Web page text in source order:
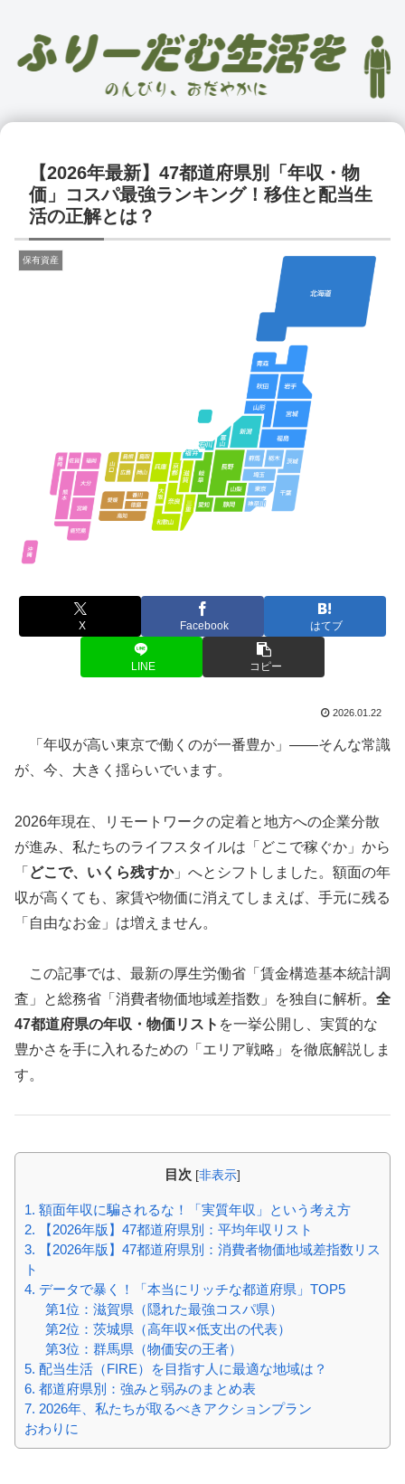
【2026年最新】47都道府県別「年収・物
価」コスパ最強ランキング！移住と配当生
活の正解とは？
保有資産
X Facebook はてブ
LINE コピー
2026.01.22
「年収が高い東京で働くのが一番豊か」――そんな常識
が、今、大きく揺らいでいます。
2026年現在、リモートワークの定着と地方への企業分散
が進み、私たちのライフスタイルは「どこで稼ぐか」から
「 どこで、いくら残すか」へとシフトしました。額面の年
収が高くても、家賃や物価に消えてしまえば、手元に残る
「自由なお金」は増えません。
この記事では、最新の厚生労働省「賃金構造基本統計調
査」と総務省「消費者物価地域差指数」を独自に解析。 全
47都道府県の年収・物価リスト を一挙公開し、実質的な
豊かさを手に入れるための「エリア戦略」を徹底解説しま
す。
目次 [非表示]
1. 額面年収に騙されるな！「実質年収」という考え方
2. 【2026年版】47都道府県別：平均年収リスト
3. 【2026年版】47都道府県別：消費者物価地域差指数リス
ト
4. データで暴く！「本当にリッチな都道府県」TOP5
第1位：滋賀県（隠れた最強コスパ県）
第2位：茨城県（高年収×低支出の代表）
第3位：群馬県（物価安の王者）
5. 配当生活（FIRE）を目指す人に最適な地域は？
6. 都道府県別：強みと弱みのまとめ表
7. 2026年、私たちが取るべきアクションプラン
おわりに